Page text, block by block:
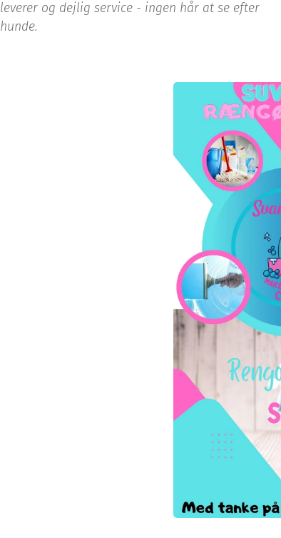
leverer og dejlig service - ingen hår at se efter
hunde.